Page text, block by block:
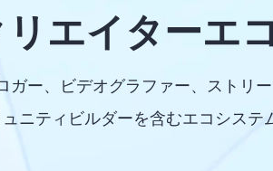
リエイターエ
ー、ビデオグラファー、ストリ
ュニティビルダーを含むエコシステ